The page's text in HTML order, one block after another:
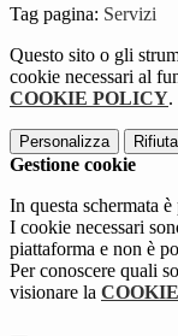
Tag pagina: Servizi
Questo sito o gli
cookie necessari al
COOKIE POLICY.
Personalizza
Gestione cookie
In questa schermata
I cookie necessari
piattaforma e non è
Per conoscere quali
visionare la